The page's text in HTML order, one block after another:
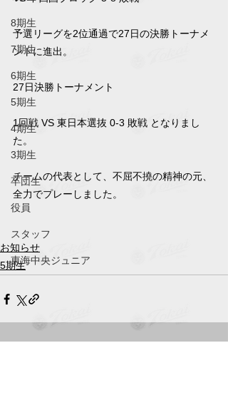
8期生
7期生
6期生
5期生
4期生
3期生
卒団生
役員
スタッフ
東海中央ジュニア
予選リーグを2位通過で27日の決勝トーナメ
ントに進出。
27日決勝トーナメント
1回戦 VS 東日本選抜 0-3 敗戦 となりまし
た。
チームの代表として、不屈不撓の精神の元、
全力でプレーしました。
お知らせ
5期生